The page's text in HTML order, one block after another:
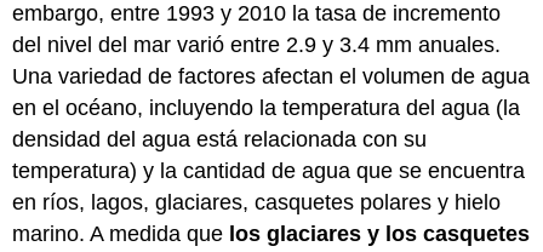
embargo, entre 1993 y 2010 la tasa de incremento
del nivel del mar varió entre 2.9 y 3.4 mm anuales.
Una variedad de factores afectan el volumen de agua
en el océano, incluyendo la temperatura del agua (la
densidad del agua está relacionada con su
temperatura) y la cantidad de agua que se encuentra
en ríos, lagos, glaciares, casquetes polares y hielo
marino. A medida que los glaciares y los casquetes